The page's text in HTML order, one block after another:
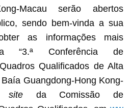
Macau serão abertos
sendo bem-vinda a sua
as informações mais
“3.ª Conferência de
Qualificados de Alta
Guangdong-Hong Kong-
site da Comissão de